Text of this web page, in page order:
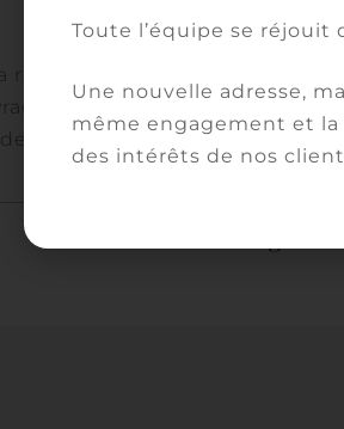
la Cour casse
ne peut être contraint à
réparations du constructeur.
Toute l’équipe se réjouit
Une nouvelle adresse,
même engagement et
des intérêts de nos